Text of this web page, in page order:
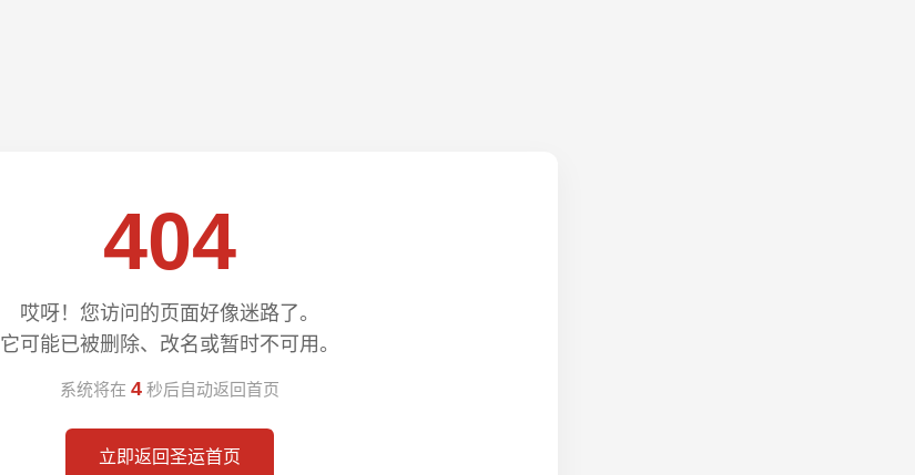
404
哎呀！您访问的页面好像迷路了。
它可能已被删除、改名或暂时不可用。
系统将在 4 秒后自动返回首页
立即返回圣运首页